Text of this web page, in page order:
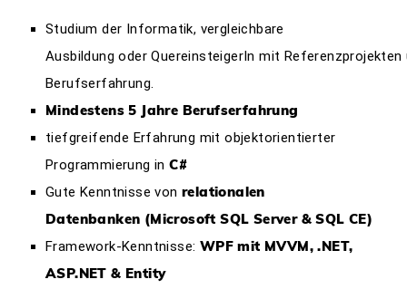
Studium der Informatik, vergleichbare
Ausbildung oder QuereinsteigerIn mit Referenzprojekten
Berufserfahrung.
Mindestens 5 Jahre Berufserfahrung
tiefgreifende Erfahrung mit objektorientierter
Programmierung in C#
Gute Kenntnisse von relationalen
Datenbanken (Microsoft SQL Server&SQL CE)
Framework-Kenntnisse: WPF mit MVVM,.NET,
ASP.NET & Entity